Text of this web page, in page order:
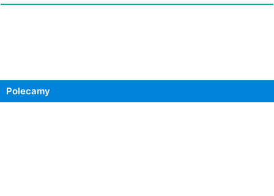
Polecamy